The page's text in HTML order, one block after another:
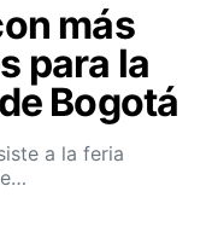
más
para la
Bogotá
a la feria